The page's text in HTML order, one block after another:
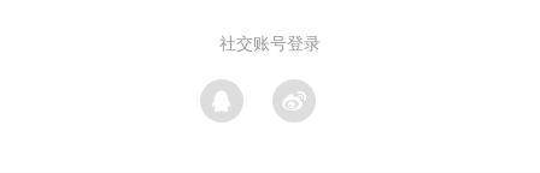
社交账号登录